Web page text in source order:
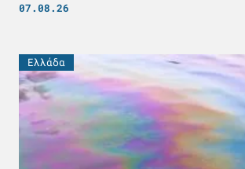
07.08.26
Ελλάδα